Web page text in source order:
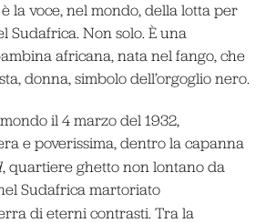
la voce, nel mondo, della lotta per
Sudafrica. Non solo. È una
africana, nata nel fango, che
donna, simbolo dell’orgoglio nero.
il 4 marzo del 1932,
e poverissima, dentro la capanna
, quartiere ghetto non lontano da
Sudafrica martoriato
di eterni contrasti. Tra la